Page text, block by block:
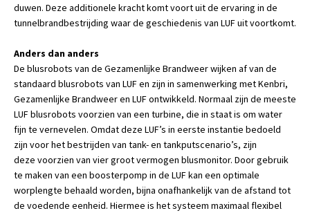
duwen. Deze additionele kracht komt voort uit de ervaring in de
tunnelbrandbestrijding waar de geschiedenis van LUF uit voortkomt.
Anders dan anders
De blusrobots van de Gezamenlijke Brandweer wijken af van de
standaard blusrobots van LUF en zijn in samenwerking met Kenbri,
Gezamenlijke Brandweer en LUF ontwikkeld. Normaal zijn de meeste
LUF blusrobots voorzien van een turbine, die in staat is om water
fijn te vernevelen. Omdat deze LUF’s in eerste instantie bedoeld
zijn voor het bestrijden van tank- en tankputscenario’s, zijn
deze voorzien van vier groot vermogen blusmonitor. Door gebruik
te maken van een boosterpomp in de LUF kan een optimale
worplengte behaald worden, bijna onafhankelijk van de afstand tot
de voedende eenheid. Hiermee is het systeem maximaal flexibel